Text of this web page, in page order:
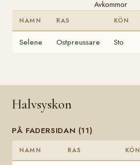
Avkommor
NAMN RAS KÖN
Selene Ostpreussare Sto
Halvsyskon
PÅ FADERSIDAN (11)
NAMN RAS KÖN